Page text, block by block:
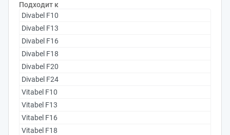
Подходит к
Divabel F10
Divabel F13
Divabel F16
Divabel F18
Divabel F20
Divabel F24
Vitabel F10
Vitabel F13
Vitabel F16
Vitabel F18